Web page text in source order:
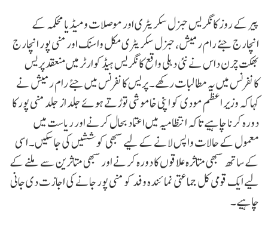
پیر کے روز کانگریس جنرل سکریٹری اور موصلات و میڈیا محکمہ کے
انچارج جئے رام رمیش، جنرل سکریٹری مکل واسنک اور منی پور انچارج
بھکت چرن داس نے نئی دہلی واقع کانگریس ہیڈکوارٹر میں منعقد پریس
کانفرنس میں یہ مطالبات رکھے۔ پریس کانفرنس میں جئے رام رمیش نے
کہا کہ وزیر اعظم مودی کو اپنی خاموشی توڑتے ہوئے جلد از جلد منی پور کا
دورہ کرنا چاہیے تاکہ انتظامیہ میں اعتماد بحال کرنے اور ریاست میں
معمول کے حالات واپس لانے کے لیے سبھی کوششیں کی جا سکیں۔ اسی
کے ساتھ سبھی متاثرہ علاقوں کا دورہ کرنے اور سبھی متاثرین سے ملنے کے
لیے ایک قومی کل جماعتی نمائندہ وفد کو منی پور جانے کی اجازت دی جانی
چاہیے۔